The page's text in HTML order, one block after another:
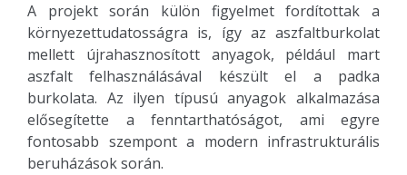
A projekt során külön figyelmet fordítottak a
környezettudatosságra is, így az aszfaltburkolat
mellett újrahasznosított anyagok, például mart
aszfalt felhasználásával készült el a padka
burkolata. Az ilyen típusú anyagok alkalmazása
elősegítette a fenntarthatóságot, ami egyre
fontosabb szempont a modern infrastrukturális
beruházások során.